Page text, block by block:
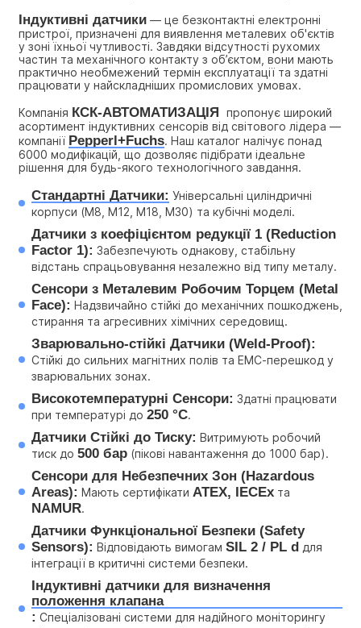
Індуктивні датчики — це безконтактні електронні
пристрої, призначені для виявлення металевих об'єктів
у зоні їхньої чутливості. Завдяки відсутності рухомих
частин та механічного контакту з об’єктом, вони мають
практично необмежений термін експлуатації та здатні
працювати у найскладніших промислових умовах.
Компанія КСК-АВТОМАТИЗАЦІЯ пропонує широкий
асортимент індуктивних сенсорів від світового лідера —
компанії Pepperl+Fuchs. Наш каталог налічує понад
6000 модифікацій, що дозволяє підібрати ідеальне
рішення для будь-якого технологічного завдання.
Стандартні Датчики: Універсальні циліндричні
корпуси (M8, M12, M18, M30) та кубічні моделі.
Датчики з коефіцієнтом редукції 1 (Reduction
Factor 1): Забезпечують однакову, стабільну
відстань спрацьовування незалежно від типу металу.
Сенсори з Металевим Робочим Торцем (Metal
Face): Надзвичайно стійкі до механічних пошкоджень,
стирання та агресивних хімічних середовищ.
Зварювально-стійкі Датчики (Weld-Proof):
Стійкі до сильних магнітних полів та ЕМС-перешкод у
зварювальних зонах.
Високотемпературні Сенсори: Здатні працювати
при температурі до 250 °C.
Датчики Стійкі до Тиску: Витримують робочий
тиск до 500 бар (пікові навантаження до 1000 бар).
Сенсори для Небезпечних Зон (Hazardous
Areas): Мають сертифікати ATEX, IECEx
NAMUR.
Датчики Функціональної Безпеки (Safety
Sensors): Відповідають вимогам SIL 2 / PL d для
інтеграції в критичні системи безпеки.
Індуктивні датчики для визначення
положення клапана
: Спеціалізовані системи для надійного моніторингу